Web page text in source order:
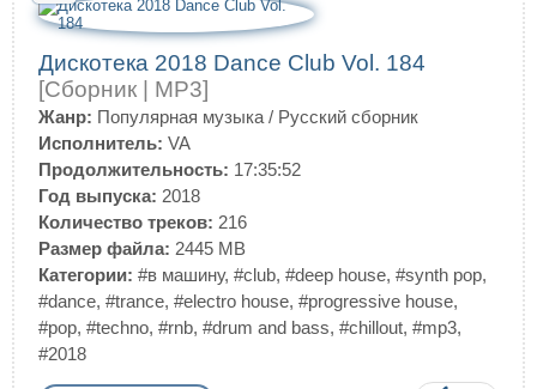
Дискотека 2018 Dance Club Vol. 184
[Сборник | MP3]
Жанр: Популярная музыка / Русский сборник
Исполнитель: VA
Продолжительность: 17:35:52
Год выпуска: 2018
Количество треков: 216
Размер файла: 2445 MB
Категории: #в машину, #club, #deep house, #synth pop,
#dance, #trance, #electro house, #progressive house,
#pop, #techno, #rnb, #drum and bass, #chillout, #mp3,
#2018